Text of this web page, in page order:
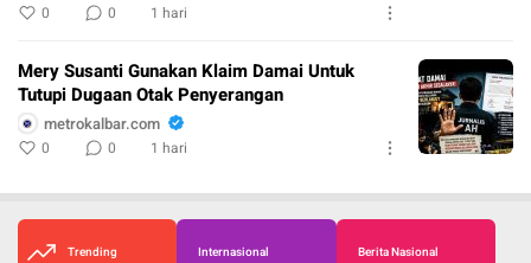
0 0 1 hari
Mery Susanti Gunakan Klaim Damai Untuk
Tutupi Dugaan Otak Penyerangan
metrokalbar.com
0 0 1 hari
Trending Internasional Berita Nasional